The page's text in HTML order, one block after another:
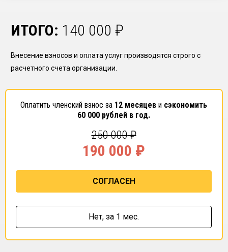
ИТОГО: 140 000 ₽
Внесение взносов и оплата услуг производятся строго с
расчетного счета организации.
Оплатить членский взнос за 12 месяцев и сэкономить
60 000 рублей в год.
250 000₽
190 000 ₽
СОГЛАСЕН
Нет, за 1 мес.